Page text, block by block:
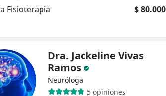
Fisioterapia $ 80.000
Dra. Jackeline Vivas
Ramos
Neuróloga
5 opiniones